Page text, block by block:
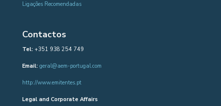
Ligações Recomendadas
Contactos
Tel:+351 938 254 749
Email: geral@aem-portugal.com
http://www.emitentes.pt
Legal and Corporate Affairs